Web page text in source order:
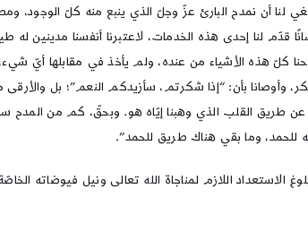
أن نمدح البارئ عزّ وجلّ الذي ينبع منه كلّ الوجود،
قدّم لنا إحدى هذه الخدمات، لاعتبرنا أنفسنا مدينين
كلّ هذه الأشياء من عنده، ولم يأخذ في مقابلها أيّ شيء،
وأوصانا بأن: “إذا شكرتم، سأزيدكم النعم”؛ بل
طريق القلب الذي وهبنا إيّاه هو. وبحقّ، كم من المدح
للحمد، وما بقي هناك طريق للحمد”.
اللازم لمناجاة الله تعالى ونيل فيوضاته